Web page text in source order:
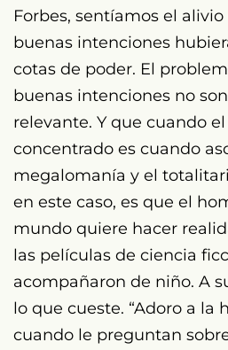
Forbes, sentíamos el
buenas intenciones
cotas de poder. El
buenas intenciones no
relevante. Y que cuando
concentrado es cuando
megalomanía y el
en este caso, es que el
mundo quiere hacer
las películas de ciencia
acompañaron de niño. A
lo que cueste. “Adoro a la
cuando le preguntan